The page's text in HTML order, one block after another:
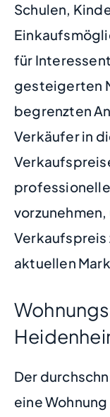
Schulen,
für
gesteigerten
begrenzten
Verkäufer in
Verkaufspreis
aktuellen
Der
eine